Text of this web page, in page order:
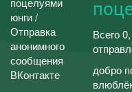
Всего
добро